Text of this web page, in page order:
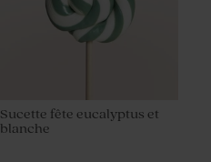
Sucette fête eucalyptus et
blanche